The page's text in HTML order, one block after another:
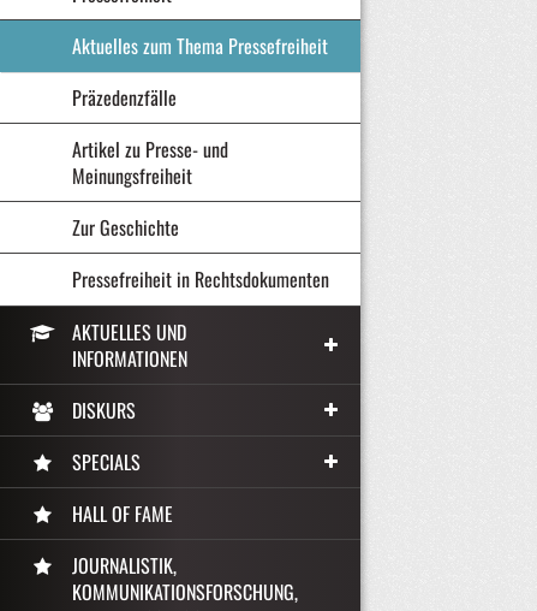
Aktuelles zum Thema Pressefreiheit
Präzedenzfälle
Artikel zu Presse- und
Meinungsfreiheit
Zur Geschichte
Pressefreiheit in Rechtsdokumenten
AKTUELLES UND
INFORMATIONEN
DISKURS
SPECIALS
HALL OF FAME
JOURNALISTIK,
KOMMUNIKATIONSFORSCHUNG,